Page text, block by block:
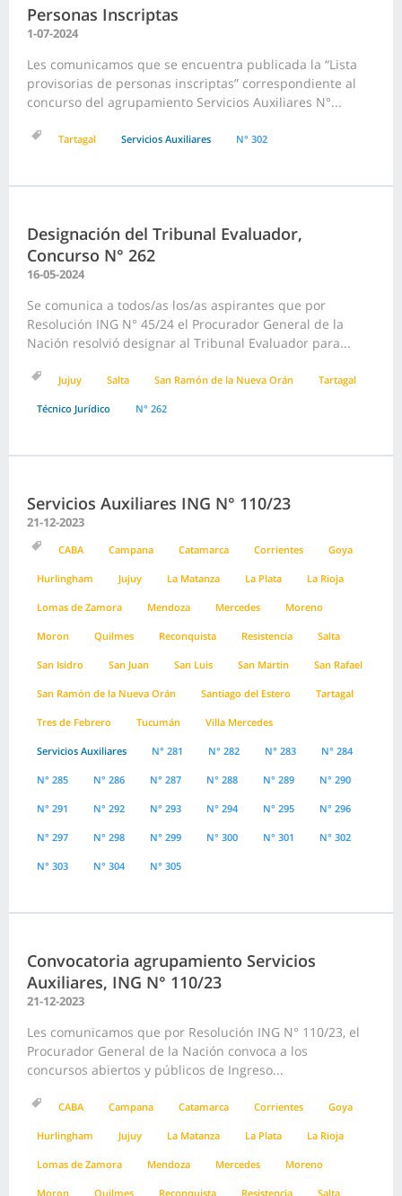
Personas Inscriptas
1-07-2024
Les comunicamos que se encuentra publicada la “Lista
provisorias de personas inscriptas” correspondiente al
concurso del agrupamiento Servicios Auxiliares N°...
Tartagal Servicios Auxiliares N° 302
Designación del Tribunal Evaluador,
Concurso N° 262
16-05-2024
Se comunica a todos/as los/as aspirantes que por
Resolución ING N° 45/24 el Procurador General de la
Nación resolvió designar al Tribunal Evaluador para...
Jujuy Salta San Ramón de la Nueva Orán Tartagal
Técnico Jurídico N° 262
Servicios Auxiliares ING N° 110/23
21-12-2023
CABA Campana Catamarca Corrientes Goya
Hurlingham Jujuy La Matanza La Plata La Rioja
Lomas de Zamora Mendoza Mercedes Moreno
Moron Quilmes Reconquista Resistencia Salta
San Isidro San Juan San Luis San Martin San Rafael
San Ramón de la Nueva Orán Santiago del Estero Tartagal
Tres de Febrero Tucumán Villa Mercedes
Servicios Auxiliares N° 281 N° 282 N° 283 N° 284
N° 285 N° 286 N° 287 N° 288 N° 289 N° 290
N° 291 N° 292 N° 293 N° 294 N° 295 N° 296
N° 297 N° 298 N° 299 N° 300 N° 301 N° 302
N° 303 N° 304 N° 305
Convocatoria agrupamiento Servicios
Auxiliares, ING N° 110/23
21-12-2023
Les comunicamos que por Resolución ING N° 110/23, el
Procurador General de la Nación convoca a los
concursos abiertos y públicos de Ingreso...
CABA Campana Catamarca Corrientes Goya
Hurlingham Jujuy La Matanza La Plata La Rioja
Lomas de Zamora Mendoza Mercedes Moreno
Moron Quilmes Reconquista Resistencia Salta